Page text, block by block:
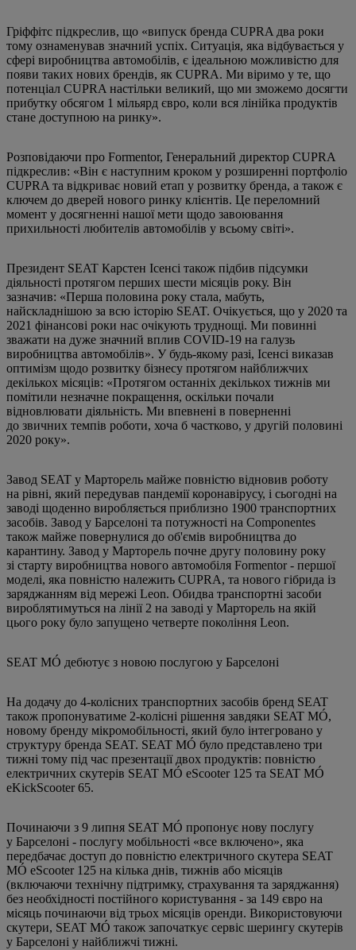
Гріффітс підкреслив, що «випуск бренда CUPRA два роки
тому ознаменував значний успіх. Ситуація, яка відбувається у
сфері виробництва автомобілів, є ідеальною можливістю для
появи таких нових брендів, як CUPRA. Ми віримо у те, що
потенціал CUPRA настільки великий, що ми зможемо досягти
прибутку обсягом 1 мільярд євро, коли вся лінійка продуктів
стане доступною на ринку».
Розповідаючи про Formentor, Генеральний директор CUPRA
підкреслив: «Він є наступним кроком у розширенні портфоліо
CUPRA та відкриває новий етап у розвитку бренда, а також є
ключем до дверей нового ринку клієнтів. Це переломний
момент у досягненні нашої мети щодо завоювання
прихильності любителів автомобілів у всьому світі».
Президент SEAT Карстен Ісенсі також підбив підсумки
діяльності протягом перших шести місяців року. Він
зазначив: «Перша половина року стала, мабуть,
найскладнішою за всю історію SEAT. Очікується, що у 2020 та
2021 фінансові роки нас очікують труднощі. Ми повинні
зважати на дуже значний вплив COVID-19 на галузь
виробництва автомобілів». У будь-якому разі, Ісенсі виказав
оптимізм щодо розвитку бізнесу протягом найближчих
декількох місяців: «Протягом останніх декількох тижнів ми
помітили незначне покращення, оскільки почали
відновлювати діяльність. Ми впевнені в поверненні
до звичних темпів роботи, хоча б частково, у другій половині
2020 року».
Завод SEAT у Марторель майже повністю відновив роботу
на рівні, який передував пандемії коронавірусу, і сьогодні на
заводі щоденно виробляється приблизно 1900 транспортних
засобів. Завод у Барселоні та потужності на Componentes
також майже повернулися до об'ємів виробництва до
карантину. Завод у Марторель почне другу половину року
зі старту виробництва нового автомобіля Formentor - першої
моделі, яка повністю належить CUPRA, та нового гібрида із
заряджанням від мережі Leon. Обидва транспортні засоби
вироблятимуться на лінії 2 на заводі у Марторель на якій
цього року було запущено четверте покоління Leon.
SEAT MÓ дебютує з новою послугою у Барселоні
На додачу до 4-колісних транспортних засобів бренд SEAT
також пропонуватиме 2-колісні рішення завдяки SEAT MÓ,
новому бренду мікромобільності, який було інтегровано у
структуру бренда SEAT. SEAT MÓ було представлено три
тижні тому під час презентації двох продуктів: повністю
електричних скутерів SEAT MÓ eScooter 125 та SEAT MÓ
eKickScooter 65.
Починаючи з 9 липня SEAT MÓ пропонує нову послугу
у Барселоні - послугу мобільності «все включено», яка
передбачає доступ до повністю електричного скутера SEAT
MÓ eScooter 125 на кілька днів, тижнів або місяців
(включаючи технічну підтримку, страхування та заряджання)
без необхідності постійного користування - за 149 євро на
місяць починаючи від трьох місяців оренди. Використовуючи
скутери, SEAT MÓ також започаткує сервіс шерингу скутерів
у Барселоні у найближчі тижні.